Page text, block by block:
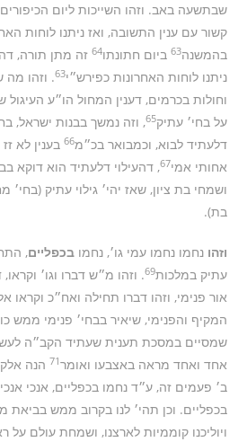
שבתשעה באב. וזהו השייכות ליום הכיפורים,
קשור עם ענין התשובה, ואז ניתנו לוחות
בהמשנה63 ביום חתונתו64 זה מתן תורה,
ניתנו לוחות האחרונות כפירש״י63. וזהו מה
וחולות בכרמים, דענין המחול הו״ע העיגול
על בחי׳ עתיק65, וזה נמשך בבנות ישראל,
דלעתיד לבוא, וכמבואר בכ״מ66 בענין לא
אחותי אמי67, דהעילוי דלעתיד הוא דוקא
ושמחי בת ציון, שאז יהי׳ גילוי עתיק (בחי׳
בת).
וזהונחמו נחמו עמי גו׳, נחמובכפליים,
עתיק במלכות69. וזהו מ״ש דברו וגו׳
אור פנימי, וזהו דברו תחילה ואח״כ וקראו
המקיף והפנימי, שיאיר בבחי׳ פנימי ממש
שמסיים במסכת תענית שעתיד הקב״ה
אחד ואחד מראה באצבעו ואומר71 הנה
ב׳ פעמים זה, ע״ד נחמו בכפליים, אנכי
בכפליים. וכן תהי׳ לנו בקרוב ממש בביאת
ויוליכנו קוממיות לארצנו, ושמחת עולם על